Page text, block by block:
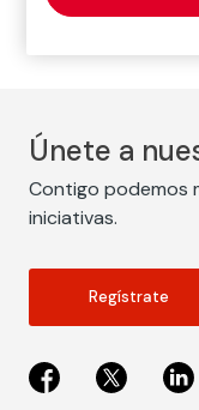
Únete a
Contigo podemos
iniciativas.
Regístrate